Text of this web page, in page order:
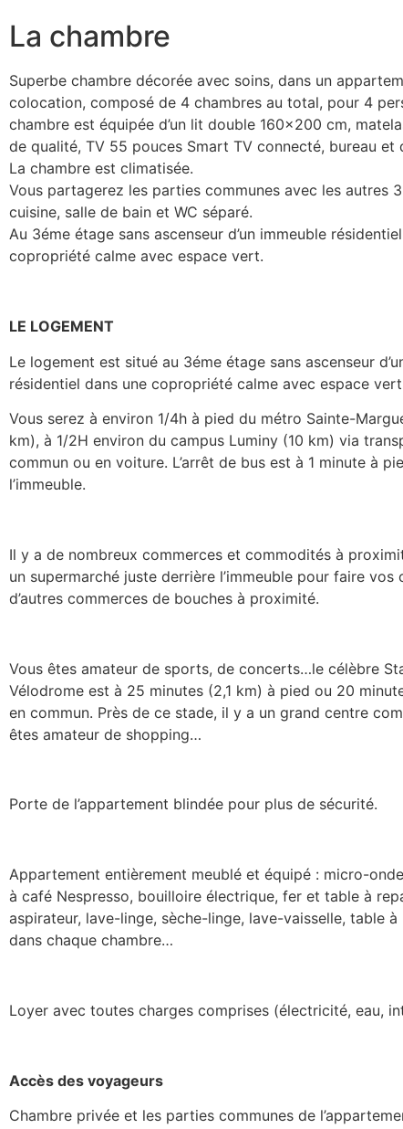
La chambre
Superbe chambre décorée avec soins, dans un
colocation, composé de 4 chambres au total, pour 4
chambre est équipée d’un lit double 160×200 cm,
de qualité, TV 55 pouces Smart TV connecté, bureau et
La chambre est climatisée.
Vous partagerez les parties communes avec les autres
cuisine, salle de bain et WC séparé.
Au 3éme étage sans ascenseur d’un immeuble
copropriété calme avec espace vert.
LE LOGEMENT
Le logement est situé au 3éme étage sans ascenseur
résidentiel dans une copropriété calme avec espace
Vous serez à environ 1/4h à pied du métro Sainte-
km), à 1/2H environ du campus Luminy (10 km) via
commun ou en voiture. L’arrêt de bus est à 1 minute à
l’immeuble.
Il y a de nombreux commerces et commodités à
un supermarché juste derrière l’immeuble pour faire vos
d’autres commerces de bouches à proximité.
Vous êtes amateur de sports, de concerts…le célèbre
Vélodrome est à 25 minutes (2,1 km) à pied ou 20
en commun. Près de ce stade, il y a un grand centre
êtes amateur de shopping…
Porte de l’appartement blindée pour plus de sécurité.
Appartement entièrement meublé et équipé : micro-
à café Nespresso, bouilloire électrique, fer et table à
aspirateur, lave-linge, sèche-linge, lave-vaisselle, table à
dans chaque chambre…
Loyer avec toutes charges comprises (électricité, eau,
Accès des voyageurs
Chambre privée et les parties communes de